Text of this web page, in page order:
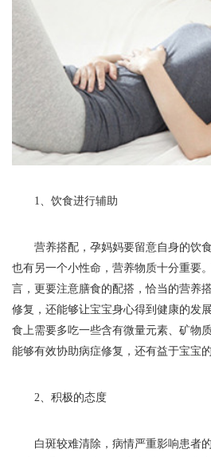
1、饮食进行辅助
营养搭配，孕妈妈要留意自身的饮食
也有另一个小性命，营养物质十分重要
言，更要注意膳食的配搭，恰当的营养
修复，还能够让宝宝身心得到健康的发
食上需要多吃一些含有微量元素、矿物
能够有效协助病症修复，还有益于宝宝的
2、积极的态度
白斑较难清除，病情严重影响患者的